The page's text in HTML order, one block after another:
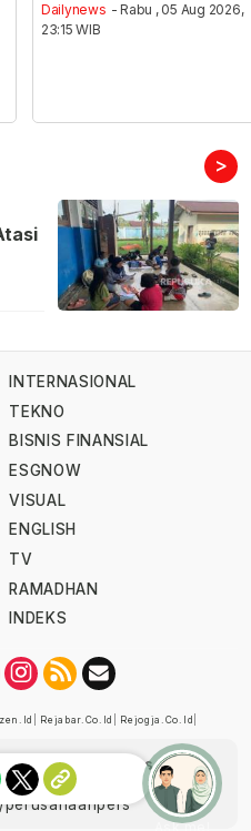
Dailynews - Rabu , 05 Aug 2026,
23:15 WIB
>
INTERNASIONAL
TEKNO
BISNIS FINANSIAL
ESGNOW
VISUAL
ENGLISH
TV
RAMADHAN
INDEKS
Rejabar.co.id Rejogja.co.id
oleh Dewan Pers
K/XII/2022
Ask me!